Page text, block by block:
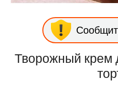
Творожный крем